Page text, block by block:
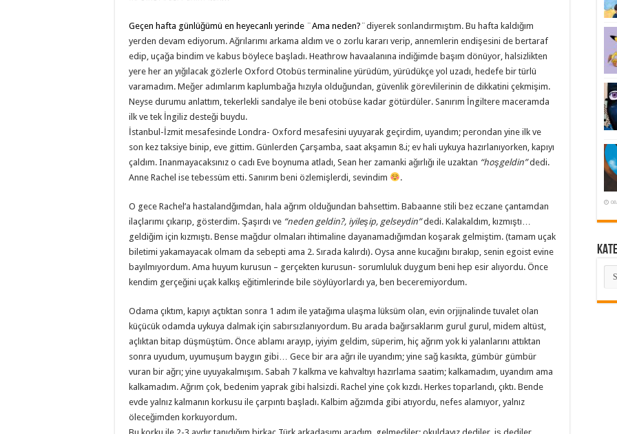
Geçen hafta günlüğümü en heyecanlı yerinde ¨Ama neden?¨diyerek sonlandırmıştım. Bu hafta kaldığım
yerden devam ediyorum. Ağrılarımı arkama aldım ve o zorlu kararı verip, annemlerin endişesini de bertaraf
edip, uçağa bindim ve kabus böylece başladı. Heathrow havaalanına indiğimde başım dönüyor, halsizlikten
yere her an yığılacak gözlerle Oxford Otobüs terminaline yürüdüm, yürüdükçe yol uzadı, hedefe bir türlü
varamadım. Meğer adımlarım kaplumbağa hızıyla olduğundan, güvenlik görevlilerinin de dikkatini çekmişim.
Neyse durumu anlattım, tekerlekli sandalye ile beni otobüse kadar götürdüler. Sanırım İngiltere maceramda
ilk ve tek İngiliz desteği buydu.
İstanbul-İzmit mesafesinde Londra- Oxford mesafesini uyuyarak geçirdim, uyandım; perondan yine ilk ve
son kez taksiye binip, eve gittim. Günlerden Çarşamba, saat akşamın 8.i; ev hali uykuya hazırlanıyorken, kapıyı
çaldım. Inanmayacaksınız o cadı Eve boynuma atladı, Sean her zamanki ağırlığı ile uzaktan “hoşgeldin”dedi.
Anne Rachel ise tebessüm etti. Sanırım beni özlemişlerdi, sevindim
.
O gece Rachel’a hastalandğımdan, hala ağrım olduğundan bahsettim. Babaanne stili bez eczane çantamdan
ilaçlarımı çıkarıp, gösterdim. Şaşırdı ve “neden geldin?, iyileşip, gelseydin”dedi. Kalakaldım, kızmıştı…
geldiğim için kızmıştı. Bense mağdur olmaları ihtimaline dayanamadığımdan koşarak gelmiştim. (tamam uçak
biletimi yakamayacak olmam da sebepti ama 2. Sırada kalırdı). Oysa anne kucağını bırakıp, senin egoist evine
bayılmıyordum. Ama huyum kurusun – gerçekten kurusun- sorumluluk duygum beni hep esir alıyordu. Önce
kendim gerçeğini uçak kalkış eğitimlerinde bile söylüyorlardı ya, ben beceremiyordum.
Odama çıktım, kapıyı açtıktan sonra 1 adım ile yatağıma ulaşma lüksüm olan, evin orjijnalinde tuvalet olan
küçücük odamda uykuya dalmak için sabırsızlanıyordum. Bu arada bağırsaklarım gurul gurul, midem altüst,
açlıktan bitap düşmüştüm. Önce ablamı arayıp, iyiyim geldim, süperim, hiç ağrım yok ki yalanlarını attıktan
sonra uyudum, uyumuşum baygın gibi… Gece bir ara ağrı ile uyandım; yine sağ kasıkta, gümbür gümbür
vuran bir ağrı; yine uyuyakalmışım. Sabah 7 kalkma ve kahvaltıyı hazırlama saatim; kalkamadım, uyandım ama
kalkamadım. Ağrım çok, bedenim yaprak gibi halsizdi. Rachel yine çok kızdı. Herkes toparlandı, çıktı. Bende
evde yalnız kalmanın korkusu ile çarpıntı başladı. Kalbim ağzımda gibi atıyordu, nefes alamıyor, yalnız
öleceğimden korkuyordum.